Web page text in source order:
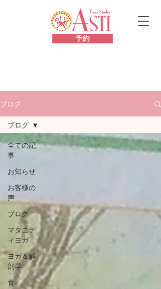
予約
ブログ
全ての記
事
お知らせ
お客様の
声
ブログ
マタニテ
ィヨガ
ヨガ＆解
剖学
食
ブログ